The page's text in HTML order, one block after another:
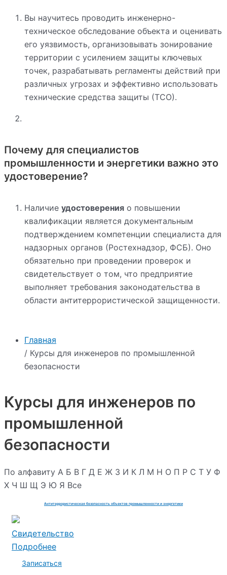
Главная
/ Курсы для инженеров по промышленной
безопасности
Курсы для инженеров по
промышленной
безопасности
По алфавиту А Б В Г Д Е Ж З И К Л М Н О П Р С Т У Ф
Х Ч Ш Щ Э Ю Я Все
Антитеррористическая безопасность объектов промышленности и энергетики
Свидетельство
Подробнее
Записаться
Вы научитесь проводить инженерно-
техническое обследование объекта и оценивать
его уязвимость, организовывать зонирование
территории с усилением защиты ключевых
точек, разрабатывать регламенты действий при
различных угрозах и эффективно использовать
технические средства защиты (ТСО).
Почему для специалистов
промышленности и энергетики важно это
удостоверение?
Наличие удостоверения о повышении
квалификации является документальным
подтверждением компетенции специалиста для
надзорных органов (Ростехнадзор, ФСБ). Оно
обязательно при проведении проверок и
свидетельствует о том, что предприятие
выполняет требования законодательства в
области антитеррористической защищенности.